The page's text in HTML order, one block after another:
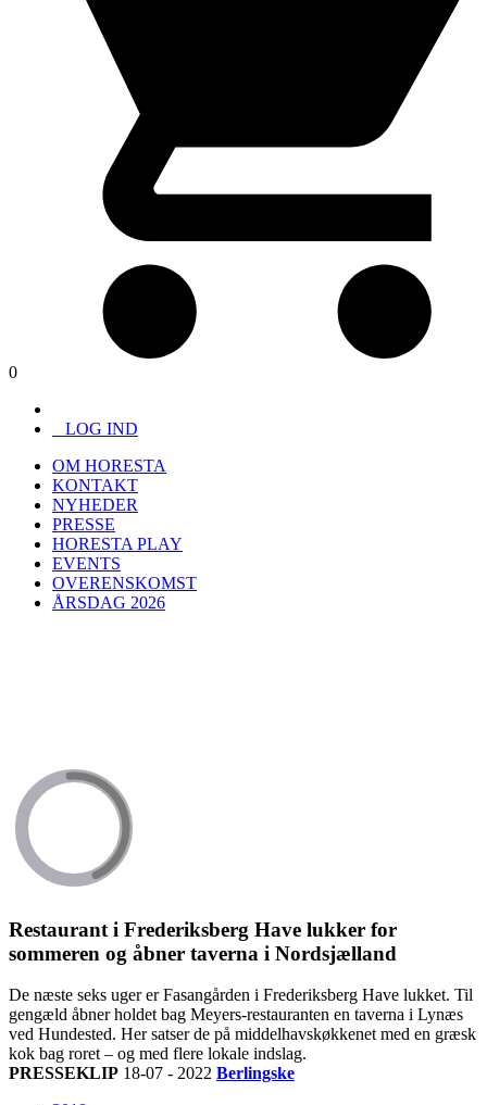
0
LOG IND
OM HORESTA
KONTAKT
NYHEDER
PRESSE
HORESTA PLAY
EVENTS
OVERENSKOMST
ÅRSDAG 2026
Restaurant i Frederiksberg Have lukker for
sommeren og åbner taverna i Nordsjælland
De næste seks uger er Fasangården i Frederiksberg Have lukket. Til
gengæld åbner holdet bag Meyers-restauranten en taverna i Lynæs
ved Hundested. Her satser de på middelhavskøkkenet med en græsk
kok bag roret – og med flere lokale indslag.
PRESSEKLIP 18-07 - 2022 Berlingske